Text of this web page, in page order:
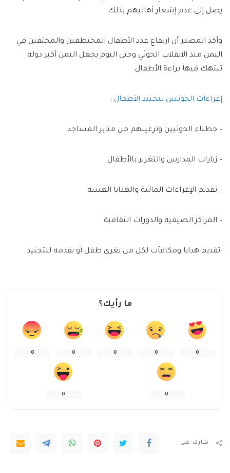
يصل إلى عدم إشعار أهاليهم بذلك.
وأكد المصدر أن ارتفاع عدد الأطفال المختطفين والمختفين في
اليمن منذ الانقلاب الحوثي وحتى اليوم يجعل اليمن أكبر دولة
تنتهك فيها براءة الأطفال.
إغراءات الحوثيين لتجنيد الأطفال :
– خطباء الحوثيين وترغيبهم من منابر المساجد
– زيارات المدارس والتغرير بالأطفال
– تقديم الإغراءات المالية والهدايا العينية
– المراكز الصيفية والدورات الثقافية
-تقديم هدايا ومكافآت لكل من يغري طفل أو يقدمه للتجنيد
ما رأيك؟
0
0
0
0
0
0
0
شارك على